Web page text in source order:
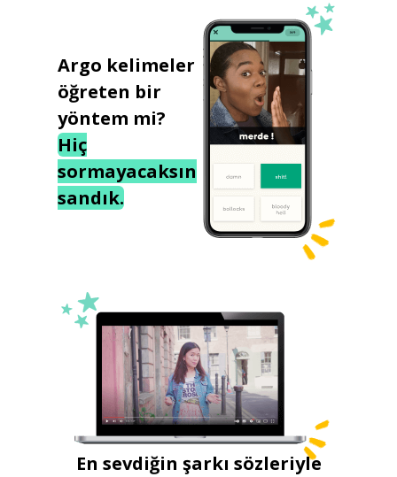
Argo kelimeler
öğreten bir
yöntem mi?
Hiç
sormayacaksın
sandık.
En sevdiğin şarkı sözleriyle